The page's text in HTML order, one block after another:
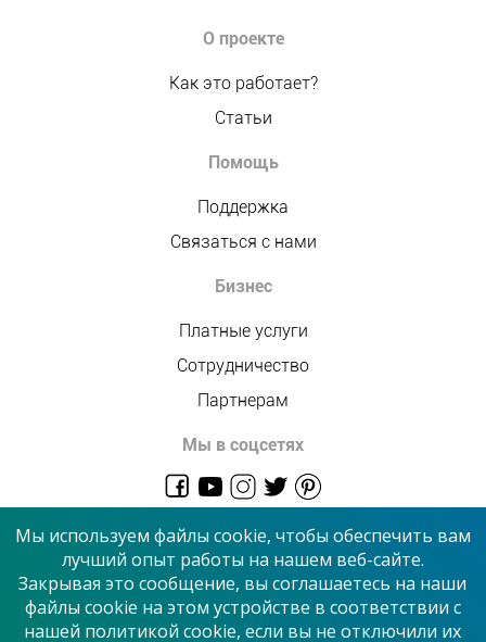
О проекте
Как это работает?
Статьи
Помощь
Поддержка
Связаться с нами
Бизнес
Платные услуги
Сотрудничество
Партнерам
Мы в соцсетях
© 2026 “Сервисный центр”
Мы используем файлы cookie, чтобы обеспечить вам
лучший опыт работы на нашем веб-сайте.
Закрывая это сообщение, вы соглашаетесь на наши
файлы cookie на этом устройстве в соответствии с
нашей политикой cookie, если вы не отключили их